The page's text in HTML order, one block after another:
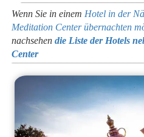
Wenn Sie in einem Hotel in der
Meditation Center übernachten
nachsehendie Liste der Hotels
Center